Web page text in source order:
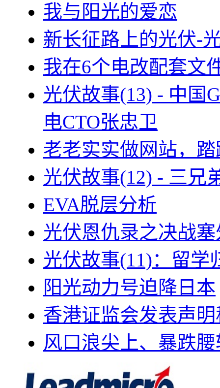
我与阳光的爱恋
新长征路上的光伏-
我在6个电改配套文
光伏故事(13) - 中国
电CTO张忠卫
老老实实做网站，
光伏故事(12) - 三兄
EVA脱层分析
光伏恩仇录之决战
光伏故事(11)：留学
阳光动力号迫降日本
香港证监会发表声
风口浪尖上、暴跌